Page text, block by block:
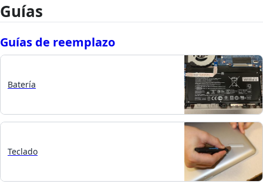
Guías
Guías de reemplazo
Batería
Teclado